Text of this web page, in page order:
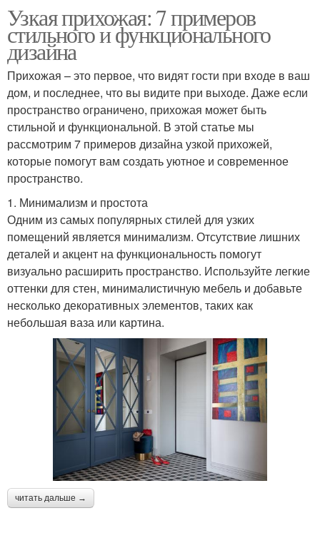
Узкая прихожая: 7 примеров
стильного и функционального
дизайна
Прихожая – это первое, что видят гости при входе в ваш
дом, и последнее, что вы видите при выходе. Даже если
пространство ограничено, прихожая может быть
стильной и функциональной. В этой статье мы
рассмотрим 7 примеров дизайна узкой прихожей,
которые помогут вам создать уютное и современное
пространство.
1. Минимализм и простота
Одним из самых популярных стилей для узких
помещений является минимализм. Отсутствие лишних
деталей и акцент на функциональность помогут
визуально расширить пространство. Используйте легкие
оттенки для стен, минималистичную мебель и добавьте
несколько декоративных элементов, таких как
небольшая ваза или картина.
читать дальше →